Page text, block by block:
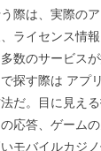
際は、実際の
ライセンス情
数のサービスが
探す際は アプ
だ。目に見え
応答、ゲーム
モバイルカジノ